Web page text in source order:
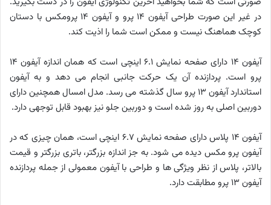
در غیر این صورت طراحی آیفون ۱۴ پرو و آیفون ۱۴ پرومکس با دستان
کوچک هماهنگ نیست و ممکن است شما را اذیت کند.
آیفون ۱۴ دارای صفحه نمایش ۶.۱ اینچی است که همان اندازه آیفون ۱۴
پرو است. پردازنده آن یک حرکت جانبی انجام می دهد و به آیفون
استاندارد آیفون ۱۳ پرو سال گذشته می رسد. مدل امسال همچنین دارای
دوربین اصلی به روز شده است و دوربین جلو نیز بهبود قابل توجهی دارد.
آیفون ۱۴ پلاس دارای صفحه نمایش ۶.۷ اینچی است، همان چیزی که در
آیفون پرو مکس دیده می شود. به جز اندازه بزرگتر، باتری بزرگتر و قیمت
بالاتر، پلاس از نظر ویژگی ها و طراحی با آیفون معمولی از جمله پردازنده
آیفون ۱۳ پرو مطابقت دارد.